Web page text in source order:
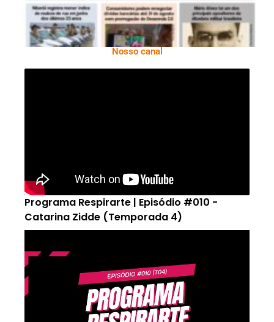
Nosso canal
Programa Respirarte | Episódio #010 -
Catarina Zidde (Temporada 4)